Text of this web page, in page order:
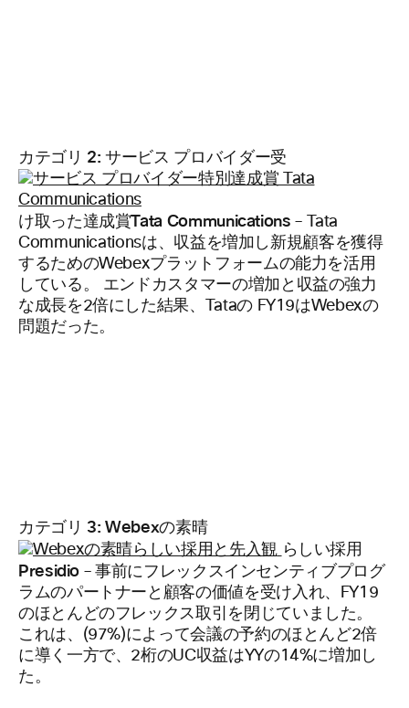
カテゴリ 2: サービス プロバイダー受
け取った達成賞Tata Communications – Tata
Communicationsは、収益を増加し新規顧客を獲得
するためのWebexプラットフォームの能力を活用
している。 エンドカスタマーの増加と収益の強力
な成長を2倍にした結果、Tataの FY19はWebexの
問題だった。
カテゴリ 3: Webexの素晴
らしい採用
Presidio – 事前にフレックスインセンティブプログ
ラムのパートナーと顧客の価値を受け入れ、FY19
のほとんどのフレックス取引を閉じていました。
これは、(97%)によって会議の予約のほとんど2倍
に導く一方で、2桁のUC収益はYYの14%に増加し
た。